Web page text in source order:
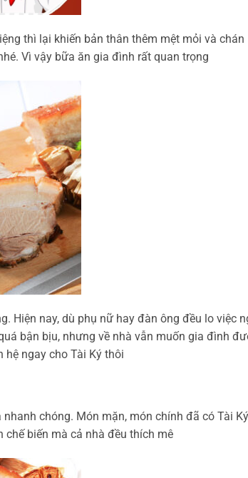
thì lại khiến bản thân thêm mệt mỏi và chán
Vì vậy bữa ăn gia đình rất quan trọng
Hiện nay, dù phụ nữ hay đàn ông đều lo việc
bận bịu, nhưng về nhà vẫn muốn gia đình
ngay cho Tài Ký thôi
chóng. Món mặn, món chính đã có Tài
biến mà cả nhà đều thích mê